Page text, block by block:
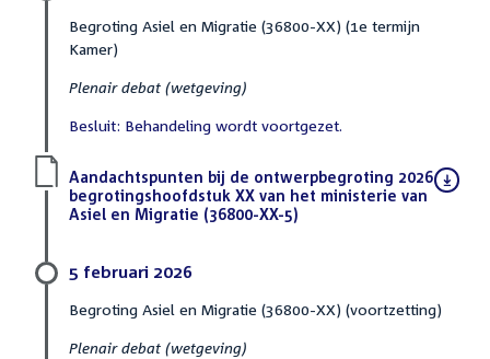
Begroting Asiel en Migratie (36800-XX) (1e termijn
Kamer)
Plenair debat (wetgeving)
Besluit: Behandeling wordt voortgezet.
Download
bestand:
Aandachtspunten bij de ontwerpbegroting 2026
begrotingshoofdstuk XX van het ministerie van
Asiel en Migratie (36800-XX-5)
5 februari 2026
Begroting Asiel en Migratie (36800-XX) (voortzetting)
Plenair debat (wetgeving)